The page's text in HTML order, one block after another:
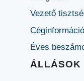
Vezető
Éves
ÁLLÁSOK